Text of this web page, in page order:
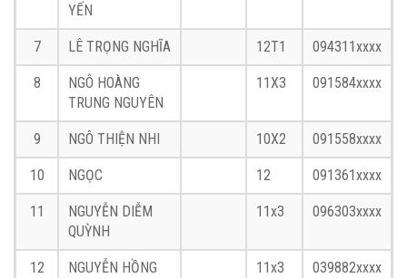
YẾN
7 LÊ TRỌNG NGHĨA 12T1 094311xxxx
8
NGÔ HOÀNG
TRUNG NGUYÊN
11X3 091584xxxx
9 NGÔ THIỆN NHI 10X2 091558xxxx
10 NGỌC 12 091361xxxx
11
NGUYỄN DIỄM
QUỲNH
11x3 096303xxxx
12
NGUYỄN HỒNG
11x3 039882xxxx